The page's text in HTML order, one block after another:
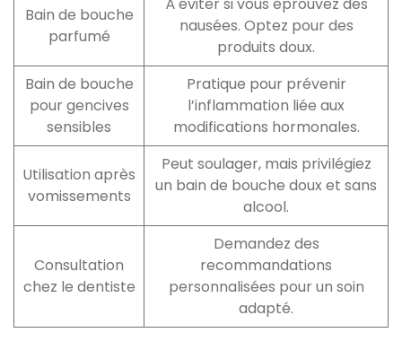
Bain de bouche
parfumé
nausées. Optez pour des
produits doux.
Bain de bouche
pour gencives
sensibles
Pratique pour prévenir
l’inflammation liée aux
modifications hormonales.
Utilisation après
vomissements
Peut soulager, mais privilégiez
un bain de bouche doux et sans
alcool.
Consultation
chez le dentiste
Demandez des
recommandations
personnalisées pour un soin
adapté.